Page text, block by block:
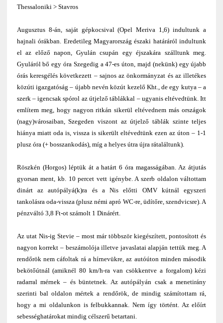
Thessaloniki > Stavros
Augusztus 8-án, saját gépkocsival (Opel Meriva 1,6) indultunk a
hajnali órákban. Eredetileg Magyarország északi határáról indultunk
el az előző napon, Gyulán csupán egy éjszakára szálltunk meg.
Gyuláról bő egy óra Szegedig a 47-es úton, majd (nekünk) egy újabb
órás keresgélés következett – sajnos az önkormányzat és az illetékes
közúti igazgatóság – újabb nevén közút kezelő Kht., de egy kutya – a
szerk– igencsak spórol az útjelző táblákkal – ugyanis eltévedtünk. Itt
említem meg, hogy nagyon ritkán sikerül eltévednem más országok
(nagy)városaiban, Szegeden viszont az útjelző táblák szinte teljes
hiánya miatt oda is, vissza is sikerült eltévedtünk ezen az úton – 1-1
plusz óra (+ bosszankodás), míg a helyes útra újra rátaláltunk).
Röszkén (Horgos) léptük át a határt 6 óra magasságában. Az átjutás
gyorsan ment, kb. 10 percet vett igénybe. A szerb oldalon váltottam
dinárt az autópályá(k)ra és a Nis előtti OMV kútnál egyszeri
tankolásra oda-vissza (plusz némi apró WC-re, üdítőre, szendvicsre). A
pénzváltó 3,8 Ft-ot számolt 1 Dinárért.
Az utat Nis-ig Stevie – most már többször kiegészített, pontosított és
nagyon korrekt – beszámolója illetve javaslatai alapján tettük meg. A
rendőrök nem cáfoltak rá a hírnevükre, az autóúton minden második
bekötőútnál (amiknél 80 km/h-ra van csökkentve a forgalom) kézi
radarral mérnek – és büntetnek. Az autópályán csak a menetirány
szerinti bal oldalon mértek a rendőrök, de mindig számítottam rá,
hogy a mi oldalunkon is felbukkannak. Nem így történt. Az előírt
sebességhatárokat mindig célszerű betartani.